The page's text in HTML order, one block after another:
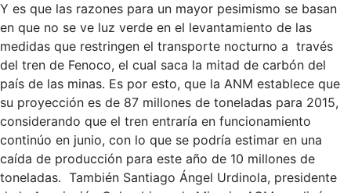
Y es que las razones para un mayor pesimismo se basan
en que no se ve luz verde en el levantamiento de las
medidas que restringen el transporte nocturno a través
del tren de Fenoco, el cual saca la mitad de carbón del
país de las minas. Es por esto, que la ANM establece que
su proyección es de 87 millones de toneladas para 2015,
considerando que el tren entraría en funcionamiento
continúo en junio, con lo que se podría estimar en una
caída de producción para este año de 10 millones de
toneladas. También Santiago Ángel Urdinola, presidente